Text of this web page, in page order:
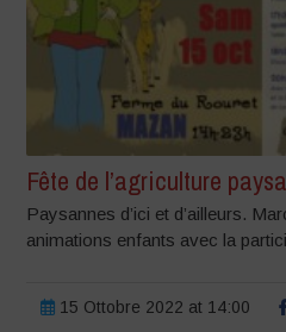
Fête de l’agriculture
Paysannes d’ici et d’ailleurs.
animations enfants avec la
15 Ottobre 2022 at 14:00